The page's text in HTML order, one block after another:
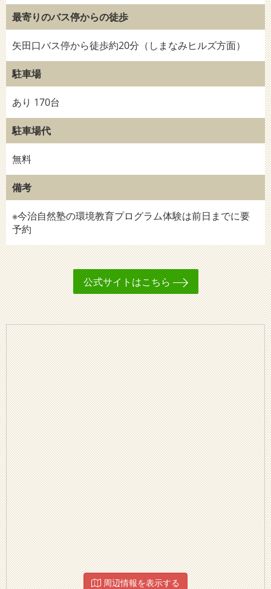
最寄りのバス停からの徒歩
矢田口バス停から徒歩約20分（しまなみヒルズ方面）
駐車場
あり 170台
駐車場代
無料
備考
※今治自然塾の環境教育プログラム体験は前日までに要
予約
公式サイトはこちら
周辺情報を表示する